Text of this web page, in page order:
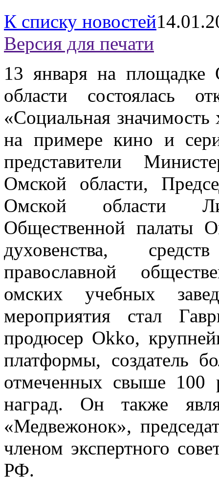
К списку новостей
Версия для печати
13 января на площадке
области состоялась
«Социальная
на примере кино и
представители
Омской области,
Омской области
Общественной палаты
духовенства,
православной
омских учебных
мероприятия стал
продюсер Okko,
платформы, создатель
отмеченных свыше 100
наград. Он также
«Медвежонок»,
членом экспертного
РФ.